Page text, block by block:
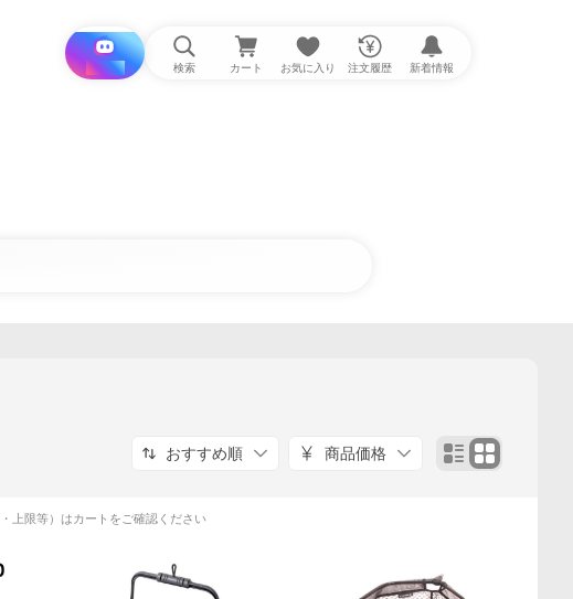
i と探す 検索 カート お気に入り 注文履歴 新着情報
おすすめ順 商品価格
上限等）はカートをご確認ください